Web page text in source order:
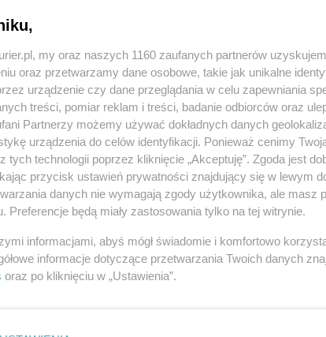
Wioletta MORDASIEWICZ
powiatowej nr 1754Z na odcinku ul.
nr DW151.
REKLAMA
pow. stargardzki, czekali długo. Główna ulica
gorzej. Remont odbywa się w ramach zadania
dróg w powiecie stargardzkim”, które jest
Program Inwestycji Strategicznych.
dofinansowanie wyniosło 2.636.475,14 zł, tj.
my oraz naszych 1160 zaufanych partnerów
oraz przetwarzamy dane osobowe, takie jak unikalne
urządzenie czy dane przeglądania w celu zapewniania
treści, pomiar reklam i treści, badanie odbiorców oraz
Partnerzy możemy używać dokładnych danych
urządzenia do celów identyfikacji. Ponieważ cenimy
tych technologii poprzez kliknięcie „Akceptuję”. Zgoda jest
przycisk ustawień prywatności znajdujący się w lewym
danych nie wymagają zgody użytkownika, ale masz
Preferencje będą miały zastosowania tylko na tej witrynie.
informacjami, abyś mógł świadomie i komfortowo
informacje dotyczące przetwarzania Twoich danych
oraz po kliknięciu w „Ustawienia”.